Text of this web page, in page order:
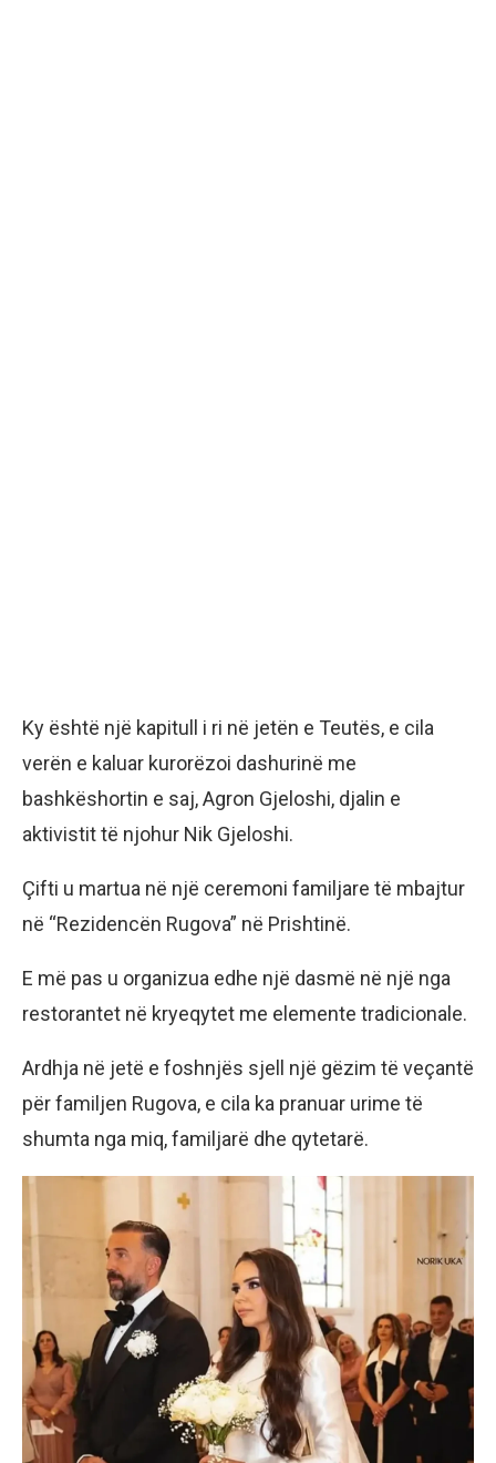
Ky është një kapitull i ri në jetën e Teutës, e cila
verën e kaluar kurorëzoi dashurinë me
bashkëshortin e saj, Agron Gjeloshi, djalin e
aktivistit të njohur Nik Gjeloshi.
Çifti u martua në një ceremoni familjare të mbajtur
në “Rezidencën Rugova” në Prishtinë.
E më pas u organizua edhe një dasmë në një nga
restorantet në kryeqytet me elemente tradicionale.
Ardhja në jetë e foshnjës sjell një gëzim të veçantë
për familjen Rugova, e cila ka pranuar urime të
shumta nga miq, familjarë dhe qytetarë.